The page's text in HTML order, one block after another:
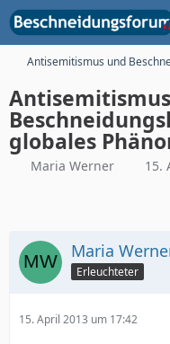
Antisemitismus und
globales
Maria Werner 15.
Maria
Erleuchteter
15. April 2013 um 17:42